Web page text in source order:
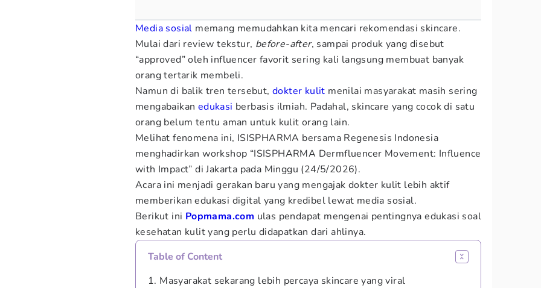
Media sosial memang memudahkan kita mencari rekomendasi skincare.
Mulai dari review tekstur, before-after, sampai produk yang disebut
“approved” oleh influencer favorit sering kali langsung membuat banyak
orang tertarik membeli.
Namun di balik tren tersebut, dokter kulit menilai masyarakat masih sering
mengabaikan edukasi berbasis ilmiah. Padahal, skincare yang cocok di satu
orang belum tentu aman untuk kulit orang lain.
Melihat fenomena ini, ISISPHARMA bersama Regenesis Indonesia
menghadirkan workshop “ISISPHARMA Dermfluencer Movement: Influence
with Impact” di Jakarta pada Minggu (24/5/2026).
Acara ini menjadi gerakan baru yang mengajak dokter kulit lebih aktif
memberikan edukasi digital yang kredibel lewat media sosial.
Berikut ini Popmama.com ulas pendapat mengenai pentingnya edukasi soal
kesehatan kulit yang perlu didapatkan dari ahlinya.
Table of Content
1. Masyarakat sekarang lebih percaya skincare yang viral